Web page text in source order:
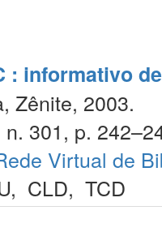
: informativo
Zênite, 2003.
301, p.
Virtual de
, CLD, TCD